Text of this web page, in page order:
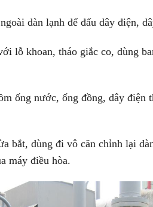
dàn lạnh để đấu dây điện,
khoan, tháo giắc co, dùng
ống nước, ống đồng, dây điện
dùng đi vô căn chỉnh lại
máy điều hòa.